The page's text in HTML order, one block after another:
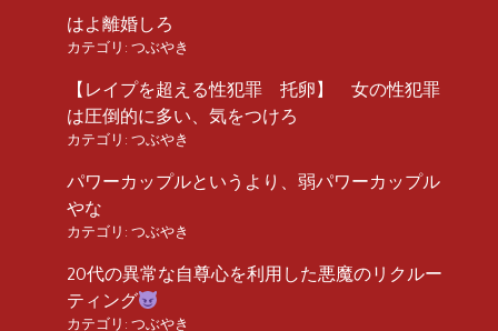
はよ離婚しろ
カテゴリ: つぶやき
【レイプを超える性犯罪 托卵】 女の性犯罪
は圧倒的に多い、気をつけろ
カテゴリ: つぶやき
パワーカップルというより、弱パワーカップル
やな
カテゴリ: つぶやき
20代の異常な自尊心を利用した悪魔のリクルー
ティング
カテゴリ: つぶやき